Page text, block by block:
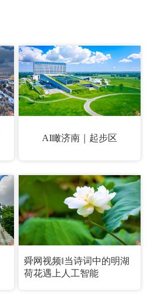
AI瞰济南｜起步区
舜网视频‖当诗词中的明湖
荷花遇上人工智能